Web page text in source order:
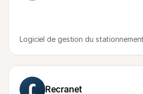
Logiciel de gestion du
Recranet